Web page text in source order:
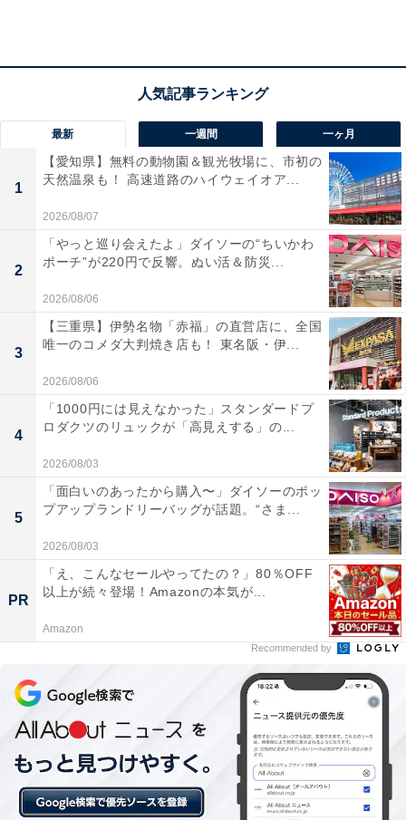
AラインT×カットソーストレートパンツ
こちらのAラインTは、フレンチスリーブとAラインシル
エットで、二の腕やお腹などの気になる部分をカバーし
てくれる優れもの。光沢のあるしっとり柔らか素材なの
に着るとサラッとしていて涼しい、高見えと機能性を兼
ね備えたトップスです。
カットソーストレートパンツは、ストンと落ちるストレ
ートシルエットが脚のラインをきれいに見せてくれ、さ
らにハイウエストで脚長効果が期待できるパンツ。洗濯
後も乾きやすくシワになりにくいので、お手入れも簡単
なのが嬉しいポイント。デイリー使いにぴったりです！
最新 一週間 一ヶ月
1
【愛知県】無料の動物園＆観光牧場に、市初の
天然温泉も！ 高速道路のハイウェイオア...
2026/08/07
2
「やっと巡り会えたよ」ダイソーの“ちいかわ
ポーチ”が220円で反響。ぬい活＆防災...
2026/08/06
3
【三重県】伊勢名物「赤福」の直営店に、全国
唯一のコメダ大判焼き店も！ 東名阪・伊...
2026/08/06
4
「1000円には見えなかった」スタンダードプ
ロダクツのリュックが「高見えする」の...
2026/08/03
5
「面白いのあったから購入〜」ダイソーのポッ
プアップランドリーバッグが話題。“さま...
2026/08/03
PR
「え、こんなセールやってたの？」80％OFF
以上が続々登場！Amazonの本気が...
Amazon
Recommended by